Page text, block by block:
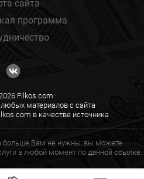
сайта
программа
Filkos.com
материалов с сайта
в качестве источника
больше Вам не нужны, вы можете
в любой момент по данной ссылке.